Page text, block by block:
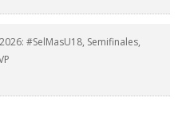
#SelMasU18, Semifinales,